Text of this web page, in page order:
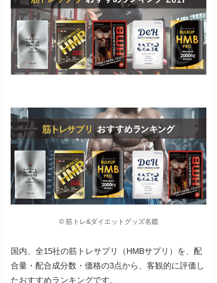
© 筋トレ&ダイエットグッズ名鑑
国内、全15社の筋トレサプリ（HMBサプリ）を、配
合量・配合成分数・価格の3点から、客観的に評価し
たおすすめランキングです。